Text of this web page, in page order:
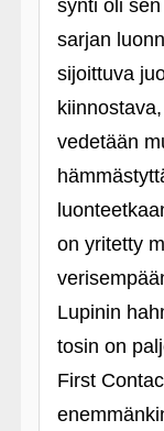
synti oli
sarjan
sijoittuva
vedetään
on yritetty
Lupinin
tosin on
First